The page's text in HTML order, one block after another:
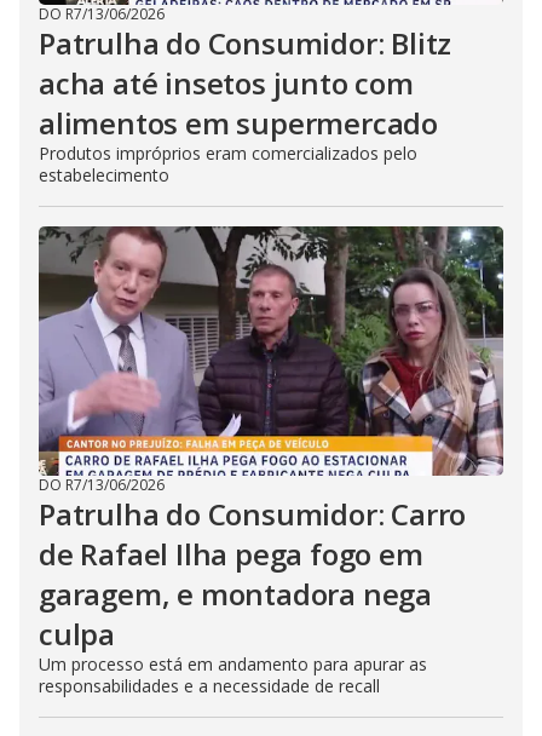
DO R7/13/06/2026
Patrulha do Consumidor: Blitz
acha até insetos junto com
alimentos em supermercado
Produtos impróprios eram comercializados pelo
estabelecimento
DO R7/13/06/2026
Patrulha do Consumidor: Carro
de Rafael Ilha pega fogo em
garagem, e montadora nega
culpa
Um processo está em andamento para apurar as
responsabilidades e a necessidade de recall